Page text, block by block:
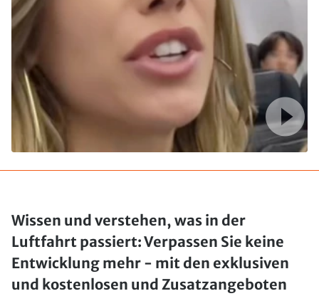
Wissen und verstehen, was in der
Luftfahrt passiert: Verpassen Sie keine
Entwicklung mehr - mit den exklusiven
und kostenlosen und Zusatzangeboten